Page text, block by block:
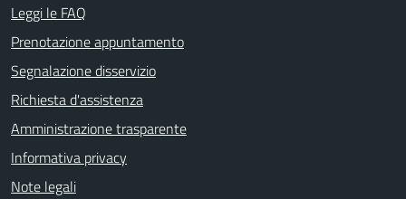
Leggi le FAQ
Prenotazione appuntamento
Segnalazione disservizio
Richiesta d'assistenza
Amministrazione trasparente
Informativa privacy
Note legali